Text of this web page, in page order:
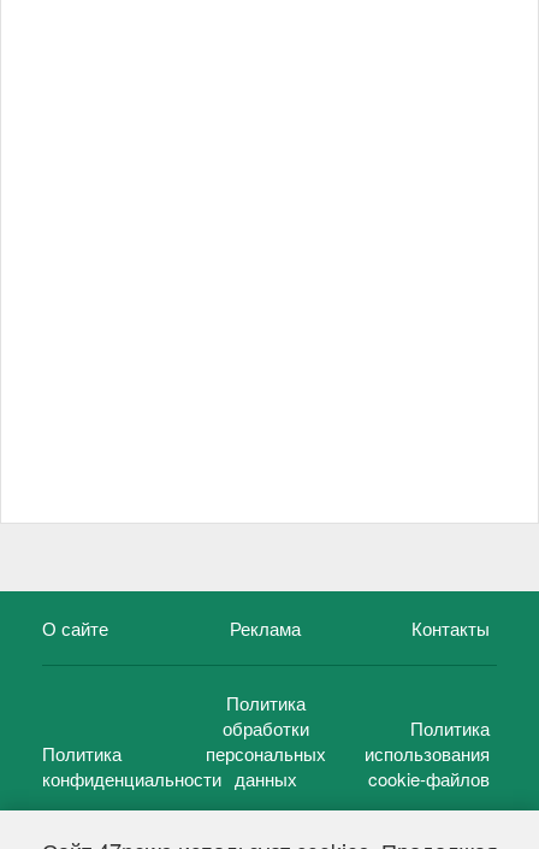
О сайте Реклама Контакты
Политика
конфиденциальности
Политика
обработки
персональных
данных
Политика
использования
cookie-файлов